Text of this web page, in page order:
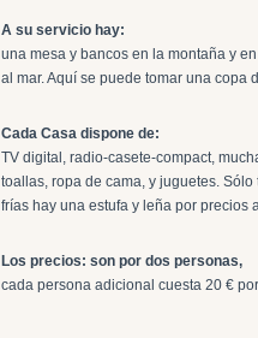
A su servicio hay:
una mesa y bancos en la montaña y
al mar. Aquí se puede tomar una copa
Cada Casa dispone de:
TV digital, radio-casete-compact,
toallas, ropa de cama, y juguetes.
frías hay una estufa y leña por precios
Los precios: son por dos personas,
cada persona adicional cuesta 20 €